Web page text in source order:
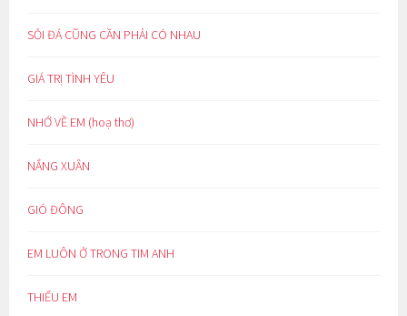
SỎI ĐÁ CŨNG CẦN PHẢI CÓ NHAU
GIÁ TRỊ TÌNH YÊU
NHỚ VỀ EM (hoạ thơ)
NẮNG XUÂN
GIÓ ĐÔNG
EM LUÔN Ở TRONG TIM ANH
THIẾU EM